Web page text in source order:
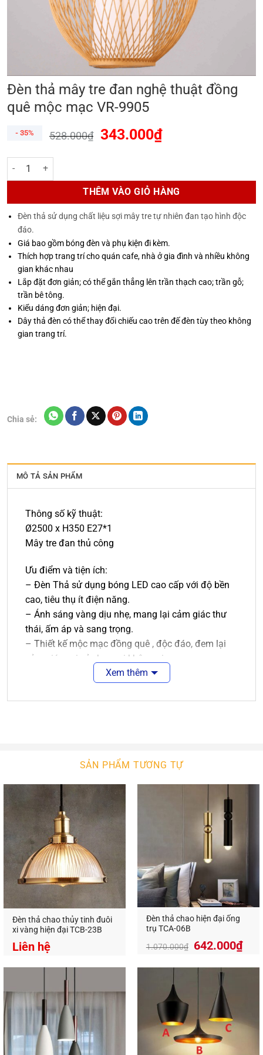
Đèn thả mây tre đan nghệ thuật đồng
quê mộc mạc VR-9905
- 35% 528.000₫ 343.000₫
Đèn thả mây tre đan nghệ thuật đồng quê mộc mạc VR-9905 số
THÊM VÀO GIỎ HÀNG
Đèn thả sử dụng chất liệu sợi mây tre tự nhiên đan tạo hình độc
đáo.
Giá bao gồm bóng đèn và phụ kiện đi kèm.
Thích hợp trang trí cho quán cafe, nhà ở gia đình và nhiều không
gian khác nhau
Lắp đặt đơn giản; có thể gắn thẳng lên trần thạch cao; trần gỗ;
trần bê tông.
Kiểu dáng đơn giản; hiện đại.
Dây thả đèn có thể thay đổi chiếu cao trên đế đèn tùy theo không
gian trang trí.
Chia sẻ:
MÔ TẢ SẢN PHẨM
Thông số kỹ thuật:
Ø2500 x H350 E27*1
Mây tre đan thủ công
Ưu điểm và tiện ích:
– Đèn Thả sử dụng bóng LED cao cấp với độ bền
cao, tiêu thụ ít điện năng.
– Ánh sáng vàng dịu nhẹ, mang lại cảm giác thư
thái, ấm áp và sang trọng.
– Thiết kế mộc mạc đồng quê , độc đáo, đem lại
cảm giác vui vẻ cho mọi không gian.
– Đèn được làm từ chất liệu cao cấp, an toàn cho
Sản phẩm phù hợp với nhiều phong cách thiết kế
Xem thêm
SẢN PHẨM TƯƠNG TỰ
Đèn thả chao thủy tinh đuôi
xi vàng hiện đại TCB-23B
Liên hệ
Đèn thả chao hiện đại ống
trụ TCA-06B
1.070.000₫ 642.000₫